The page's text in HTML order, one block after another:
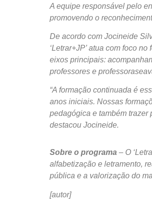
A equipe responsável pelo
promovendo o
De acordo com Jocineide
‘Letrar+JP’ atua com foco
eixos principais:
professores e
“A formação continuada é
anos iniciais. Nossas
pedagógica e também trazer
destacou Jocineide.
Sobre o programa – O
alfabetização e letramento,
pública e a valorização do
[autor]